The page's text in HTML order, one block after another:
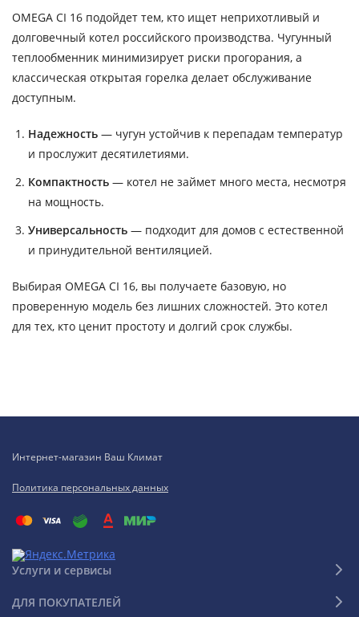
OMEGA CI 16 подойдет тем, кто ищет неприхотливый и
долговечный котел российского производства. Чугунный
теплообменник минимизирует риски прогорания, а
классическая открытая горелка делает обслуживание
доступным.
Надежность — чугун устойчив к перепадам температур
и прослужит десятилетиями.
Компактность — котел не займет много места, несмотря
на мощность.
Универсальность — подходит для домов с естественной
и принудительной вентиляцией.
Выбирая OMEGA CI 16, вы получаете базовую, но
проверенную модель без лишних сложностей. Это котел
для тех, кто ценит простоту и долгий срок службы.
Интернет-магазин Ваш Климат
Политика персональных данных
Услуги и сервисы
ДЛЯ ПОКУПАТЕЛЕЙ